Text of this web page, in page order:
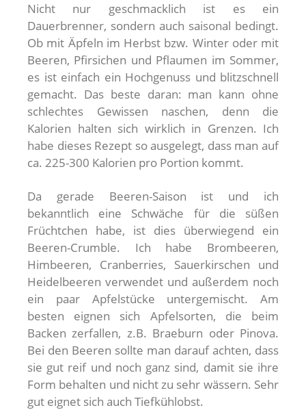
Nicht nur geschmacklich ist es ein
Dauerbrenner, sondern auch saisonal bedingt.
Ob mit Äpfeln im Herbst bzw. Winter oder mit
Beeren, Pfirsichen und Pflaumen im Sommer,
es ist einfach ein Hochgenuss und blitzschnell
gemacht. Das beste daran: man kann ohne
schlechtes Gewissen naschen, denn die
Kalorien halten sich wirklich in Grenzen. Ich
habe dieses Rezept so ausgelegt, dass man auf
ca. 225-300 Kalorien pro Portion kommt.
Da gerade Beeren-Saison ist und ich
bekanntlich eine Schwäche für die süßen
Früchtchen habe, ist dies überwiegend ein
Beeren-Crumble. Ich habe Brombeeren,
Himbeeren, Cranberries, Sauerkirschen und
Heidelbeeren verwendet und außerdem noch
ein paar Apfelstücke untergemischt. Am
besten eignen sich Apfelsorten, die beim
Backen zerfallen, z.B. Braeburn oder Pinova.
Bei den Beeren sollte man darauf achten, dass
sie gut reif und noch ganz sind, damit sie ihre
Form behalten und nicht zu sehr wässern. Sehr
gut eignet sich auch Tiefkühlobst.